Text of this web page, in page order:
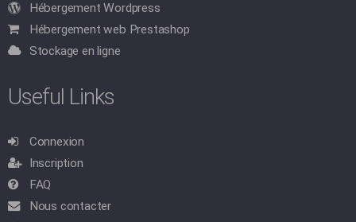
Hébergement Wordpress
Hébergement web Prestashop
Stockage en ligne
Useful Links
Connexion
Inscription
FAQ
Nous contacter